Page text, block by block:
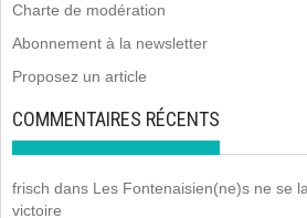
Charte de modération
Abonnement à la newsletter
Proposez un article
COMMENTAIRES RÉCENTS
frisch dans Les Fontenaisien(ne)s ne se
victoire